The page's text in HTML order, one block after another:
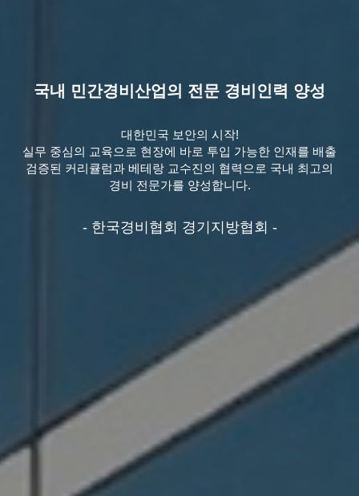
국내 민간경비산업의 전문 경비인력 양성